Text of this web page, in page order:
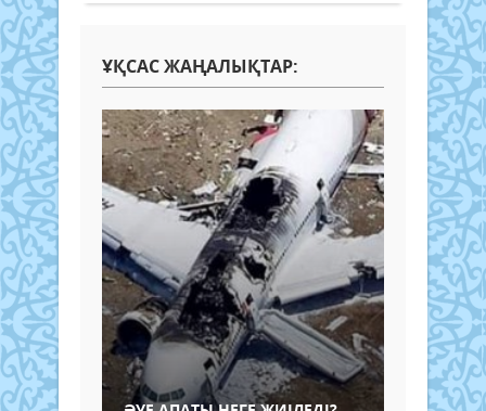
ҰҚСАС ЖАҢАЛЫҚТАР: